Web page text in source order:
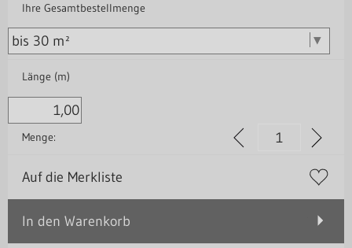
Ihre Gesamtbestellmenge
Länge (m)
Menge:
Auf die Merkliste
In den Warenkorb